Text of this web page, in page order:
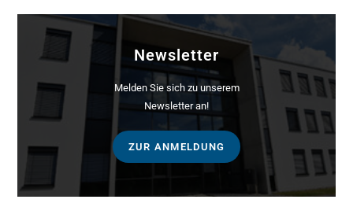
Newsletter
Melden Sie sich zu unserem
Newsletter an!
ZUR ANMELDUNG